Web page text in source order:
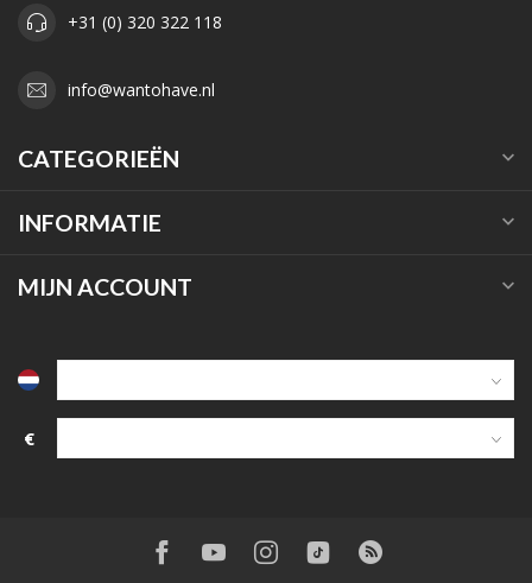
+31 (0) 320 322 118
info@wantohave.nl
CATEGORIEËN
INFORMATIE
MIJN ACCOUNT
€